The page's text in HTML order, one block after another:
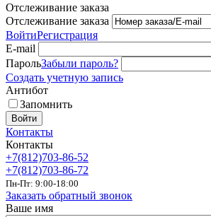
Отслеживание заказа
Отслеживание заказа
ВойтиРегистрация
E-mail
ПарольЗабыли пароль?
Создать учетную запись
Антибот
Запомнить
Войти
Контакты
Контакты
+7(812)703-86-52
+7(812)703-86-72
Пн-Пт: 9:00-18:00
Заказать обратный звонок
Ваше имя